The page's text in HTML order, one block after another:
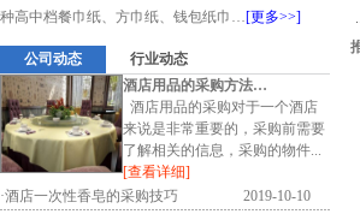
种高中档餐巾纸、方巾纸、钱包纸巾…[更多>>]
公司动态
行业动态
酒店用品的采购方法…
酒店用品的采购对于一个酒店
来说是非常重要的，采购前需要
了解相关的信息，采购的物件...
[查看详细]
·酒店一次性香皂的采购技巧
2019-10-10
杂项] [客户杂项]